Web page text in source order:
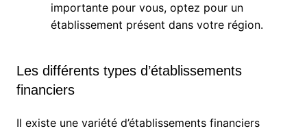
importante pour vous, optez pour un
établissement présent dans votre région.
Les différents types d’établissements
financiers
Il existe une variété d’établissements financiers